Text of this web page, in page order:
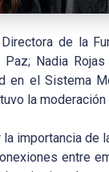
de la
Nadia
en el Sistema
la
importancia
entre